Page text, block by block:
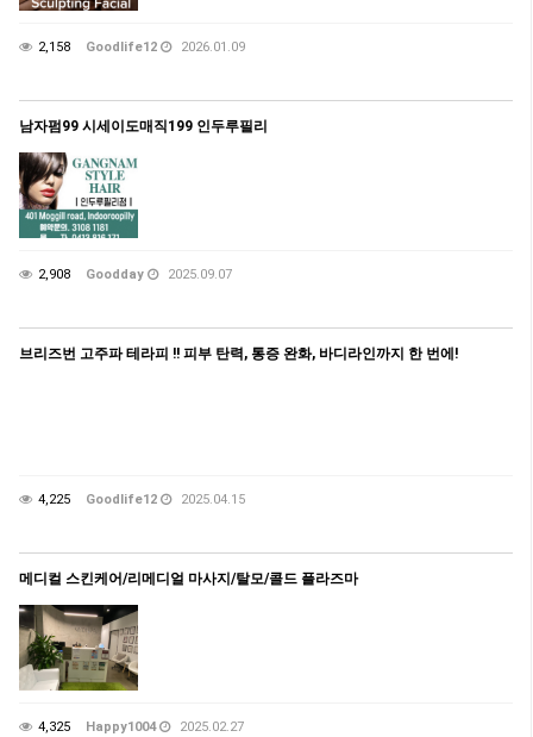
2,158 Goodlife12 2026.01.09
남자펌99 시세이도매직199 인두루필리
2,908 Goodday 2025.09.07
브리즈번 고주파 테라피 !! 피부 탄력, 통증 완화, 바디라인까지 한 번에!
4,225 Goodlife12 2025.04.15
메디컬 스킨케어/리메디얼 마사지/탈모/콜드 플라즈마
4,325 Happy1004 2025.02.27